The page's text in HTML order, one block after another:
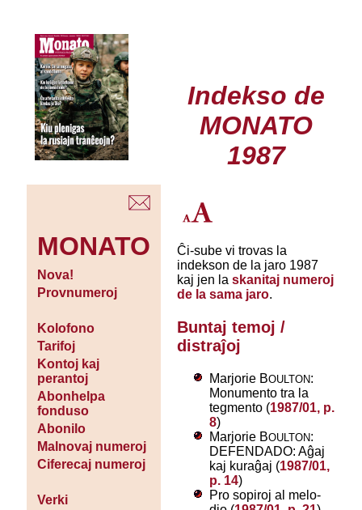
MONATO
Nova!
Provnumeroj
Kolofono
Tarifoj
Kontoj kaj
perantoj
Abonhelpa
fonduso
Abonilo
Malnovaj numeroj
Ciferecaj numeroj
Verki
Indekso de
MONATO
1987
Ĉi-sube vi trovas la
indekson de la jaro 1987
kaj jen la skanitaj numeroj
de la sama jaro.
Buntaj temoj /
distraĵoj
Marjorie BOULTON:
Monumento tra la
tegmento (1987/01, p.
8)
Marjorie BOULTON:
DEFENDADO: Aĝaj
kaj kuraĝaj (1987/01,
p. 14)
Pro sopiroj al melo-